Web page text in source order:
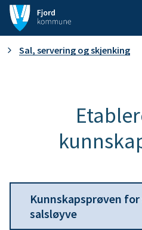
F
j
d
k
o
m
D
Sal, servering og skjenking
Kunnskapsprøven
salsløyve